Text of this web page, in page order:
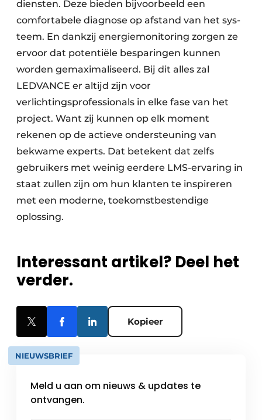
diensten. Deze bieden bijvoorbeeld een
comfortabele diagnose op afstand van het sys­
teem. En dankzij energiemonitoring zorgen ze
ervoor dat potentiële besparingen kunnen
worden gemaximaliseerd. Bij dit alles zal
LEDVANCE er altijd zijn voor
verlichtingsprofessionals in elke fase van het
project. Want zij kunnen op elk moment
rekenen op de actieve ondersteuning van
bekwame experts. Dat betekent dat zelfs
gebruikers met weinig eerdere LMS-ervaring in
staat zullen zijn om hun klanten te inspireren
met een moderne, toekomstbestendige
oplossing.
Interessant artikel? Deel het
verder.
Kopieer
NIEUWSBRIEF
Meld u aan om nieuws & updates te
ontvangen.